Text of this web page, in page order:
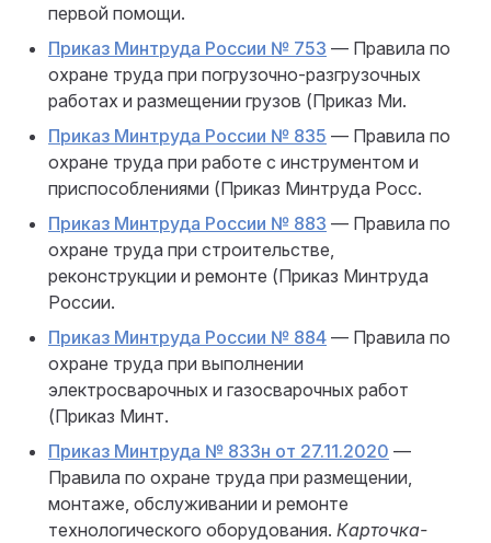
первой помощи.
Приказ Минтруда России № 753 — Правила по
охране труда при погрузочно-разгрузочных
работах и размещении грузов (Приказ Ми.
Приказ Минтруда России № 835 — Правила по
охране труда при работе с инструментом и
приспособлениями (Приказ Минтруда Росс.
Приказ Минтруда России № 883 — Правила по
охране труда при строительстве,
реконструкции и ремонте (Приказ Минтруда
России.
Приказ Минтруда России № 884 — Правила по
охране труда при выполнении
электросварочных и газосварочных работ
(Приказ Минт.
Приказ Минтруда № 833н от 27.11.2020 —
Правила по охране труда при размещении,
монтаже, обслуживании и ремонте
технологического оборудования. Карточка-